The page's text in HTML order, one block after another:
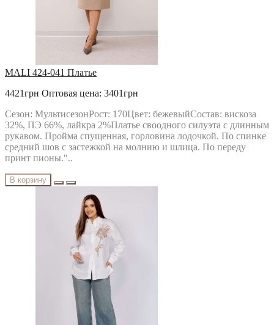
MALI 424-041 Платье
4421грн Оптовая цена: 3401грн
Сезон: МультисезонРост: 170Цвет: бежевыйСостав: вискоза
32%, ПЭ 66%, лайкра 2%Платье своодного силуэта с длинным
рукавом. Пройма спущенная, горловина лодочкой. По спинке
средний шов с застежкой на молнию и шлица. По переду
принт пионы."..
В корзину